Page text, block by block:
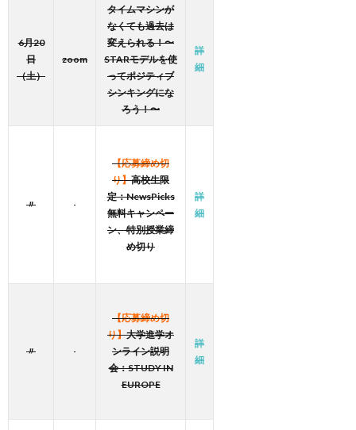
6月20
日
（土）
zoom
タイムマシンが
なくても過去は
変えられる！〜
STARモデルを使
ってポジティブ
シンキングにな
ろう！〜
詳
細
〃
【応募締め切
り】高校生限
定：NewsPicks
無料キャンペー
ン、特別授業締
め切り
詳
細
〃
【応募締め切
り】大学進学オ
ンライン説明
会：STUDY IN
EUROPE
詳
細